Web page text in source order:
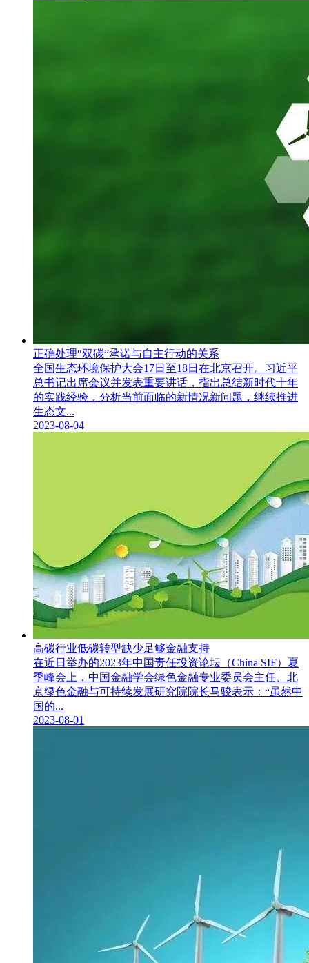
正确处理“双碳”承诺与自主行动的关系
全国生态环境保护大会17日至18日在北京召开。习近平
总书记出席会议并发表重要讲话，指出总结新时代十年
的实践经验，分析当前面临的新情况新问题，继续推进
生态文...
2023-08-04
高碳行业低碳转型缺少足够金融支持
在近日举办的2023年中国责任投资论坛（China SIF）夏
季峰会上，中国金融学会绿色金融专业委员会主任、北
京绿色金融与可持续发展研究院院长马骏表示：“虽然中
国的...
2023-08-01